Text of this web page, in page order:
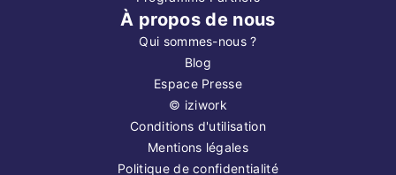
À propos de nous
Qui sommes-nous ?
Blog
Espace Presse
© iziwork
Conditions d'utilisation
Mentions légales
Politique de confidentialité